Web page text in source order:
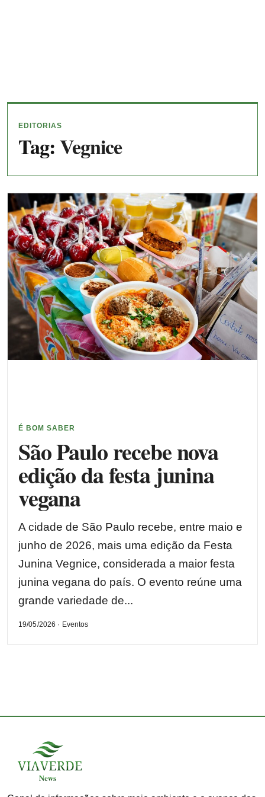
EDITORIAS
Tag:Vegnice
É BOM SABER
São Paulo recebe nova
edição da festa junina
vegana
A cidade de São Paulo recebe, entre maio e
junho de 2026, mais uma edição da Festa
Junina Vegnice, considerada a maior festa
junina vegana do país. O evento reúne uma
grande variedade de...
19/05/2026 · Eventos